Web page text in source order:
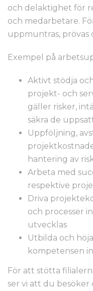
och delaktighet för
och medarbetare.
uppmuntras, prövas
Exempel på
Aktivt stödja
projekt- och
gäller risker,
säkra de
Uppföljning,
hantering av
Arbeta med
respektive
Driva
och processer
utvecklas
Utbilda och
kompetensen
För att stötta
ser vi att du